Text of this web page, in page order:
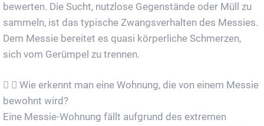
bewerten. Die Sucht, nutzlose Gegenstände oder Müll zu
sammeln, ist das typische Zwangsverhalten des Messies.
Dem Messie bereitet es quasi körperliche Schmerzen,
sich vom Gerümpel zu trennen.
Wie erkennt man eine Wohnung, die von einem Messie
bewohnt wird?
Eine Messie-Wohnung fällt aufgrund des extremen